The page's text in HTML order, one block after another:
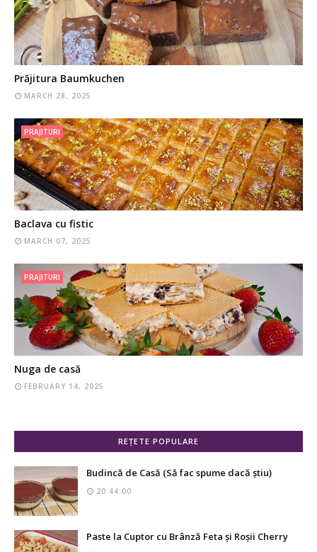
Prăjitura Baumkuchen
MARCH 28, 2025
PRAJITURI
Baclava cu fistic
MARCH 07, 2025
PRAJITURI
Nuga de casă
FEBRUARY 14, 2025
REȚETE POPULARE
Budincă de Casă (Să fac spume dacă știu)
20:44:00
Paste la Cuptor cu Brânză Feta și Roșii Cherry